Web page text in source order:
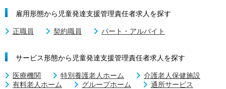
雇用形態から児童発達支援管理責任者求人を探す
正職員 契約職員 パート・アルバイト
サービス形態から児童発達支援管理責任者求人を探す
医療機関 特別養護老人ホーム
介護老人保健施設
有料老人ホーム
グループホーム
通所サービス